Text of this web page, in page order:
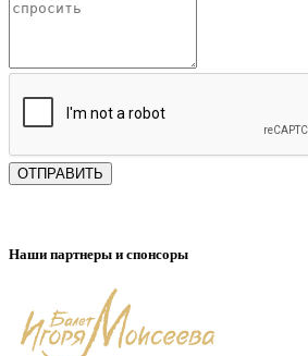
ОТПРАВИТЬ
Наши партнеры и спонсоры